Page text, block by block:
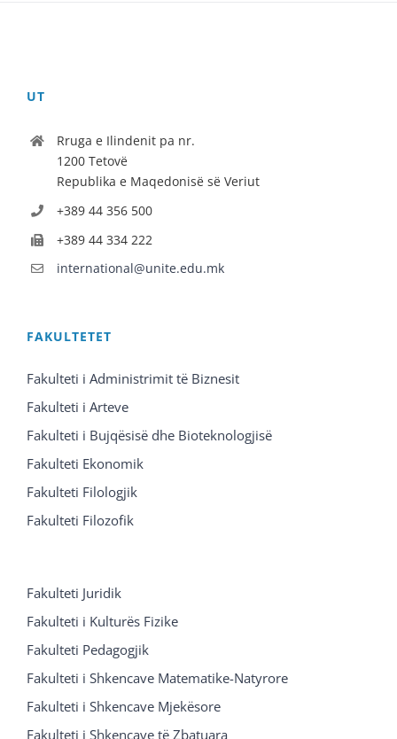
UT
Rruga e Ilindenit pa nr.
1200 Tetovë
Republika e Maqedonisë së Veriut
+389 44 356 500
+389 44 334 222
international@unite.edu.mk
FAKULTETET
Fakulteti i Administrimit të Biznesit
Fakulteti i Arteve
Fakulteti i Bujqësisë dhe Bioteknologjisë
Fakulteti Ekonomik
Fakulteti Filologjik
Fakulteti Filozofik
Fakulteti Juridik
Fakulteti i Kulturës Fizike
Fakulteti Pedagogjik
Fakulteti i Shkencave Matematike-Natyrore
Fakulteti i Shkencave Mjekësore
Fakulteti i Shkencave të Zbatuara